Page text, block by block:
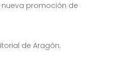
nueva promoción de
de Aragón.